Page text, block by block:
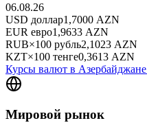
06.08.26
USD доллар1,7000 AZN
EUR евро1,9633 AZN
RUB×100 рубль2,1023 AZN
KZT×100 тенге0,3613 AZN
Курсы валют в Азербайджане
Мировой рынок